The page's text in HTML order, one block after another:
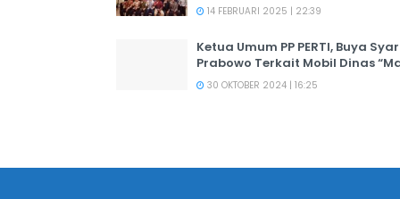
14 FEBRUARI 2025 | 22:39
Ketua Umum PP PERTI, Buya
Prabowo Terkait Mobil Dinas
30 OKTOBER 2024 | 16:25